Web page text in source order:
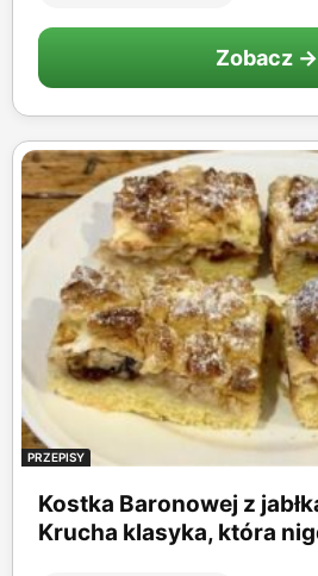
Zobacz →
PRZEPISY
Kostka Baronowej z
Krucha klasyka, która